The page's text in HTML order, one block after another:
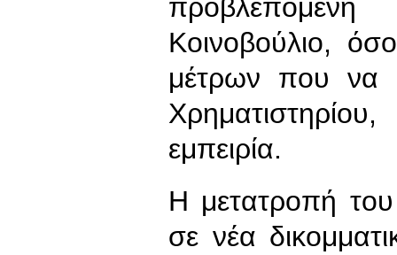
προβλεπόμενη
Κοινοβούλιο,
μέτρων που να
εμπειρία.
Η μετατροπή
σε νέα